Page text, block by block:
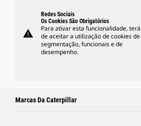
warning
Redes Sociais
Os Cookies São Obrigatórios
Para ativar esta funcionalidade, terá
de aceitar a utilização de cookies de
segmentação, funcionais e de
desempenho.
Marcas Da Caterpillar